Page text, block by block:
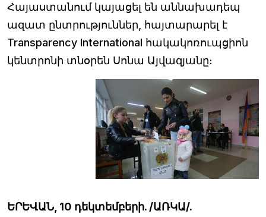
Հայաստանում կայացել են աննախադեպ
ազատ ընտրություններ, հայտարարել է
Transparency International հակակոռուպցիոն
կենտրոնի տնօրեն Սոնա Այվազյանը։
ԵՐԵՎԱՆ, 10 դեկտեմբերի. /ԱՌԿԱ/.